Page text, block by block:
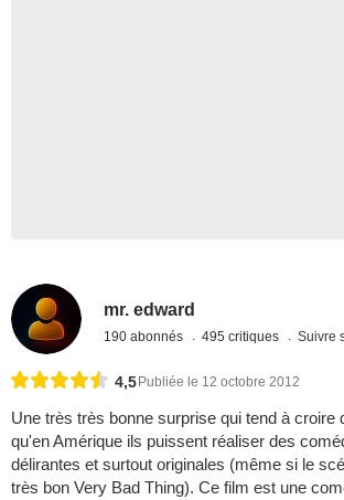
mr. edward
190 abonnés 495 critiques Suivre
4,5 Publiée le 12 octobre 2012
Une très très bonne surprise qui tend à croire
qu'en Amérique ils puissent réaliser des
délirantes et surtout originales (même si le
très bon Very Bad Thing). Ce film est une